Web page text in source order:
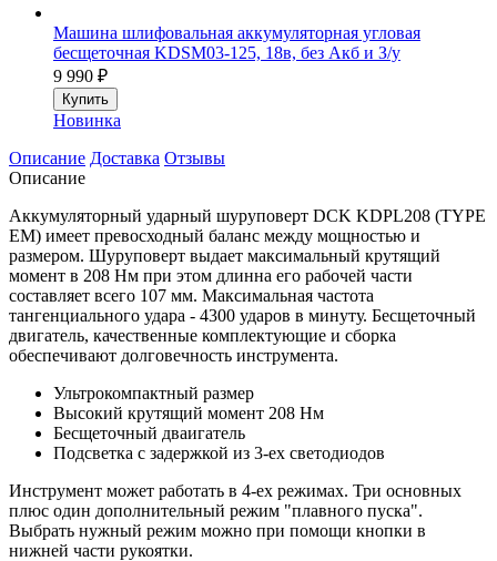
Машина шлифовальная аккумуляторная угловая
бесщеточная KDSM03-125, 18в, без Акб и З/у
9 990 ₽
Купить
Новинка
Описание Доставка Отзывы
Описание
Аккумуляторный ударный шуруповерт DCK KDPL208 (TYPE
EM) имеет превосходный баланс между мощностью и
размером. Шуруповерт выдает максимальный крутящий
момент в 208 Нм при этом длинна его рабочей части
составляет всего 107 мм. Максимальная частота
тангенциального удара - 4300 ударов в минуту. Бесщеточный
двигатель, качественные комплектующие и сборка
обеспечивают долговечность инструмента.
Ультрокомпактный размер
Высокий крутящий момент 208 Нм
Бесщеточный дваигатель
Подсветка с задержкой из 3-ех светодиодов
Инструмент может работать в 4-ех режимах. Три основных
плюс один дополнительный режим "плавного пуска".
Выбрать нужный режим можно при помощи кнопки в
нижней части рукоятки.